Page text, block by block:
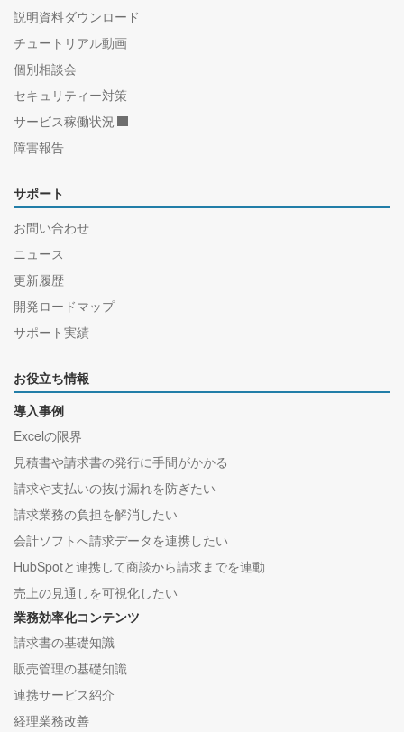
説明資料ダウンロード
チュートリアル動画
個別相談会
セキュリティー対策
サービス稼働状況
障害報告
サポート
お問い合わせ
ニュース
更新履歴
開発ロードマップ
サポート実績
お役立ち情報
導入事例
Excelの限界
見積書や請求書の発行に手間がかかる
請求や支払いの抜け漏れを防ぎたい
請求業務の負担を解消したい
会計ソフトへ請求データを連携したい
HubSpotと連携して商談から請求までを連動
売上の見通しを可視化したい
業務効率化コンテンツ
請求書の基礎知識
販売管理の基礎知識
連携サービス紹介
経理業務改善